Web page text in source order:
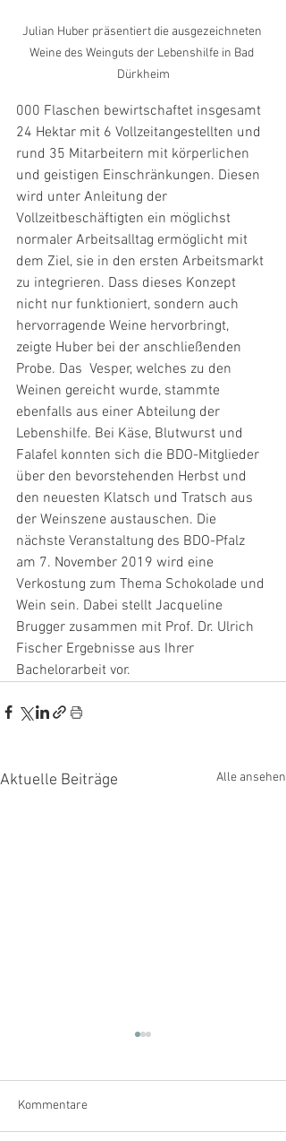
Julian Huber präsentiert die ausgezeichneten
Weine des Weinguts der Lebenshilfe in Bad
Dürkheim
000 Flaschen bewirtschaftet insgesamt
24 Hektar mit 6 Vollzeitangestellten und
rund 35 Mitarbeitern mit körperlichen
und geistigen Einschränkungen. Diesen
wird unter Anleitung der
Vollzeitbeschäftigten ein möglichst
normaler Arbeitsalltag ermöglicht mit
dem Ziel, sie in den ersten Arbeitsmarkt
zu integrieren. Dass dieses Konzept
nicht nur funktioniert, sondern auch
hervorragende Weine hervorbringt,
zeigte Huber bei der anschließenden
Probe. Das  Vesper, welches zu den
Weinen gereicht wurde, stammte
ebenfalls aus einer Abteilung der
Lebenshilfe. Bei Käse, Blutwurst und
Falafel konnten sich die BDO-Mitglieder
über den bevorstehenden Herbst und
den neuesten Klatsch und Tratsch aus
der Weinszene austauschen. Die
nächste Veranstaltung des BDO-Pfalz
am 7. November 2019 wird eine
Verkostung zum Thema Schokolade und
Wein sein. Dabei stellt Jacqueline
Brugger zusammen mit Prof. Dr. Ulrich
Fischer Ergebnisse aus Ihrer
Bachelorarbeit vor.
Aktuelle Beiträge Alle ansehen
Kommentare